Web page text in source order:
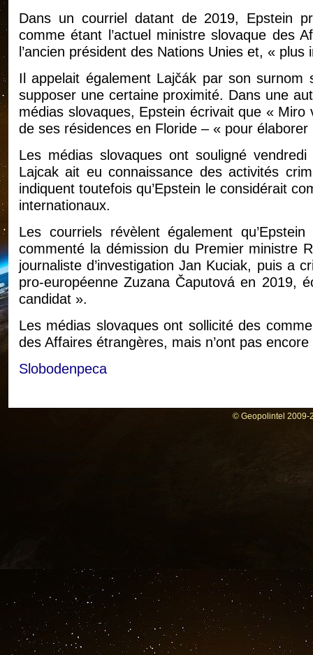
Dans un courriel datant de 2019, Epstein
comme étant l’actuel ministre slovaque des
l’ancien président des Nations Unies et, «
Il appelait également Lajčák par son
supposer une certaine proximité. Dans une
médias slovaques, Epstein écrivait que «
de ses résidences en Floride – « pour
Les médias slovaques ont souligné
Lajcak ait eu connaissance des activités
indiquent toutefois qu’Epstein le considérait
internationaux.
Les courriels révèlent également
commenté la démission du Premier ministre
journaliste d’investigation Jan Kuciak, puis a
pro-européenne Zuzana Čaputová en 2019,
candidat ».
Les médias slovaques ont sollicité des
des Affaires étrangères, mais n’ont pas
Slobodenpeca
© Geopolintel 2009-